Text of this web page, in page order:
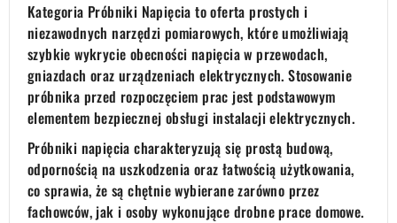
Kategoria Próbniki Napięcia to oferta prostych i
niezawodnych narzędzi pomiarowych, które umożliwiają
szybkie wykrycie obecności napięcia w przewodach,
gniazdach oraz urządzeniach elektrycznych. Stosowanie
próbnika przed rozpoczęciem prac jest podstawowym
elementem bezpiecznej obsługi instalacji elektrycznych.
Próbniki napięcia charakteryzują się prostą budową,
odpornością na uszkodzenia oraz łatwością użytkowania,
co sprawia, że są chętnie wybierane zarówno przez
fachowców, jak i osoby wykonujące drobne prace domowe.